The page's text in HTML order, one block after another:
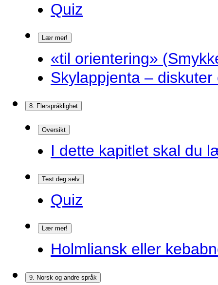
Quiz
Lær mer!
«til orientering»
Skylappjenta – diskuter
8. Flerspråklighet
Oversikt
I dette kapitlet skal du
Test deg selv
Quiz
Lær mer!
Holmliansk eller
9. Norsk og andre språk